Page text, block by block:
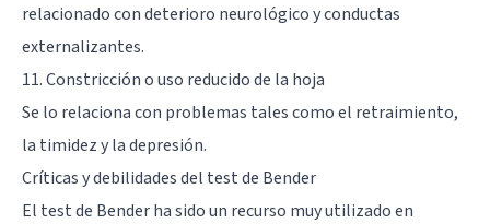
relacionado con deterioro neurológico y conductas
externalizantes.
11. Constricción o uso reducido de la hoja
Se lo relaciona con problemas tales como el retraimiento,
la timidezy la depresión.
Críticas y debilidades del test de Bender
El test de Bender ha sido un recurso muy utilizado en